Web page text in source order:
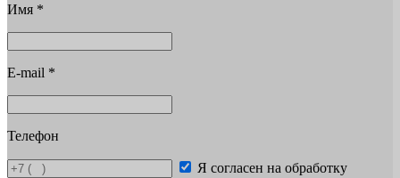
Имя *
E-mail *
Телефон
Я согласен на обработку